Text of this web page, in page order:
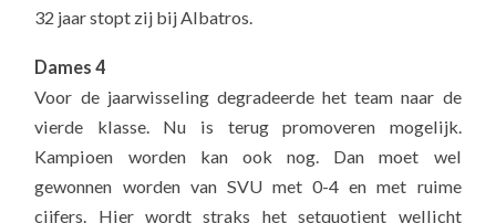
32 jaar stopt zij bij Albatros.
Dames 4
Voor de jaarwisseling degradeerde het team naar de
vierde klasse. Nu is terug promoveren mogelijk.
Kampioen worden kan ook nog. Dan moet wel
gewonnen worden van SVU met 0-4 en met ruime
cijfers. Hier wordt straks het setquotient wellicht